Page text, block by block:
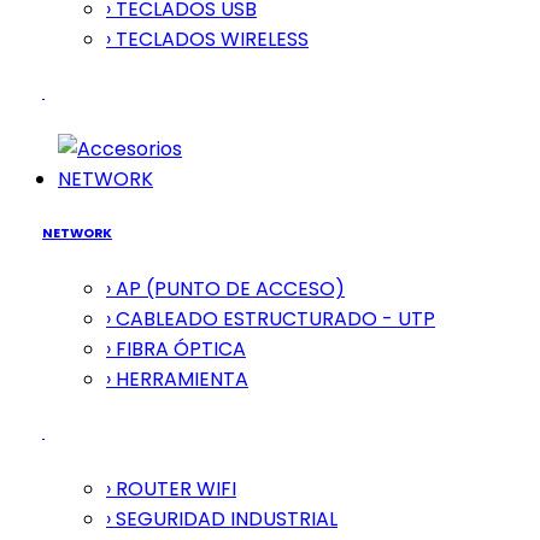
› TECLADOS USB
› TECLADOS WIRELESS
NETWORK
NETWORK
› AP (PUNTO DE ACCESO)
› CABLEADO ESTRUCTURADO - UTP
› FIBRA ÓPTICA
› HERRAMIENTA
› ROUTER WIFI
› SEGURIDAD INDUSTRIAL